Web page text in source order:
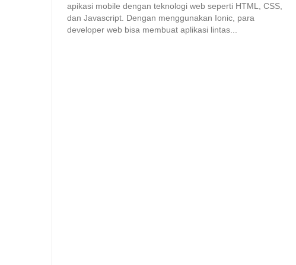
apikasi mobile dengan teknologi web seperti HTML, CSS,
dan Javascript. Dengan menggunakan Ionic, para
developer web bisa membuat aplikasi lintas...